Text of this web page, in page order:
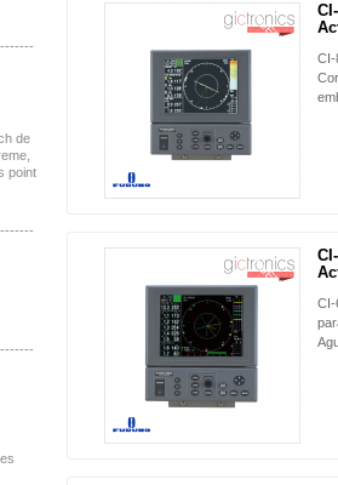
NUEVO
CI-
NUEVO
CI-